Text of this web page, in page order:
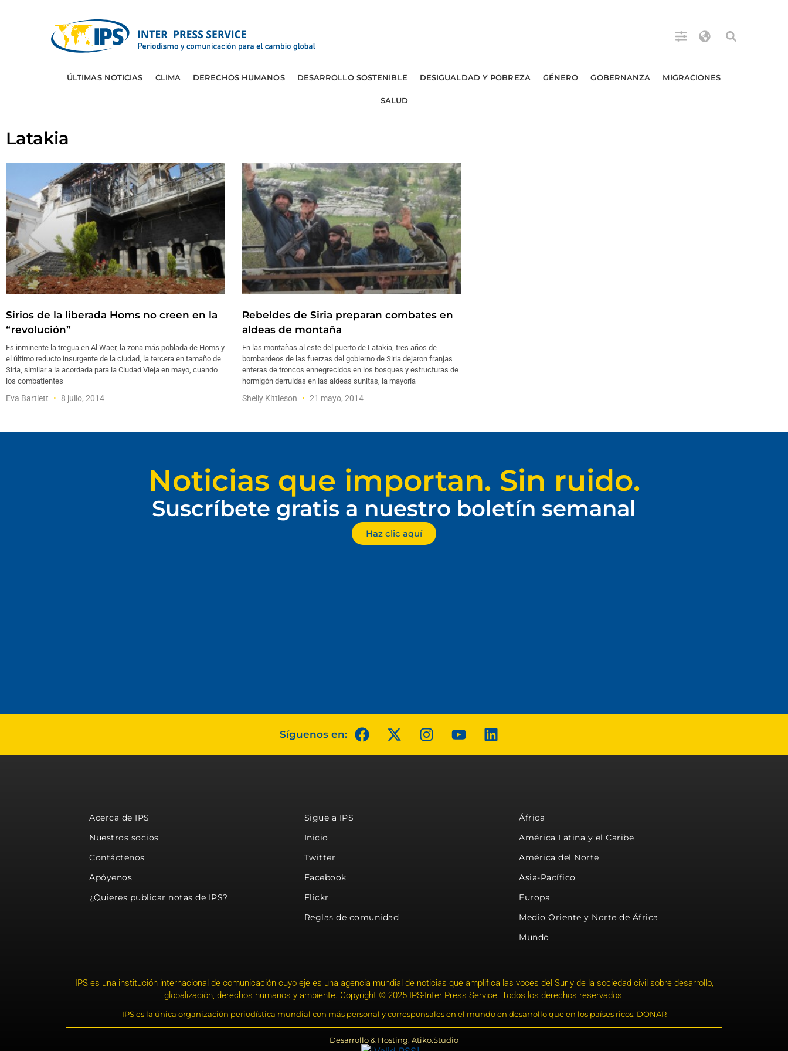
ÚLTIMAS NOTICIAS CLIMA DERECHOS HUMANOS DESARROLLO SOSTENIBLE DESIGUALDAD Y POBREZA GÉNERO GOBERNANZA MIGRACIONES
SALUD
Latakia
Sirios de la liberada Homs no creen en la
“revolución”
Es inminente la tregua en Al Waer, la zona más poblada de Homs y
el último reducto insurgente de la ciudad, la tercera en tamaño de
Siria, similar a la acordada para la Ciudad Vieja en mayo, cuando
los combatientes
Eva Bartlett 8 julio, 2014
Rebeldes de Siria preparan combates en
aldeas de montaña
En las montañas al este del puerto de Latakia, tres años de
bombardeos de las fuerzas del gobierno de Siria dejaron franjas
enteras de troncos ennegrecidos en los bosques y estructuras de
hormigón derruidas en las aldeas sunitas, la mayoría
Shelly Kittleson 21 mayo, 2014
Noticias que importan. Sin ruido.
Suscríbete gratis a nuestro boletín semanal
Haz clic aquí
Síguenos en:
Acerca de IPS
Nuestros socios
Contáctenos
Apóyenos
¿Quieres publicar notas de IPS?
Sigue a IPS
Inicio
Twitter
Facebook
Flickr
Reglas de comunidad
África
América Latina y el Caribe
América del Norte
Asia-Pacífico
Europa
Medio Oriente y Norte de África
Mundo
IPS es una institución internacional de comunicación cuyo eje es una agencia mundial de noticias que amplifica las voces del Sur y de la sociedad civil sobre desarrollo,
globalización, derechos humanos y ambiente. Copyright © 2025 IPS-Inter Press Service. Todos los derechos reservados.
IPS es la única organización periodística mundial con más personal y corresponsales en el mundo en desarrollo que en los países ricos. DONAR
Desarrollo & Hosting: Atiko.Studio